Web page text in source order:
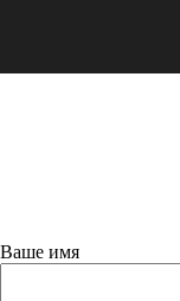
Ваше имя